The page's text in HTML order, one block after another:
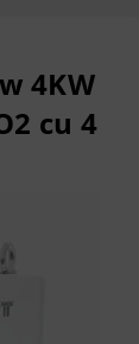
4KW
cu 4